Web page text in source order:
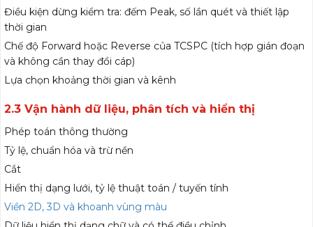
Điều kiện dừng kiểm tra: đếm Peak, số lần quét và thiết lập
thời gian
Chế độ Forward hoặc Reverse của TCSPC (tích hợp gián đoạn
và không cần thay đổi cáp)
Lựa chọn khoảng thời gian và kênh
2.3 Vận hành dữ liệu, phân tích và hiển thị
Phép toán thông thường
Tỷ lệ, chuẩn hóa và trừ nền
Cắt
Hiển thị dạng lưới, tỷ lệ thuật toán / tuyến tính
Viền 2D, 3D và khoanh vùng màu